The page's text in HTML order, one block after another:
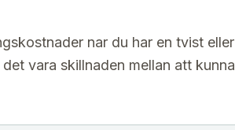
nar du har en tvist eller
vara skillnaden mellan att kunna